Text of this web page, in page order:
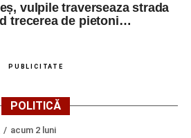
vulpile traverseaza strada
trecerea de pietoni…
PUBLICITATE
POLITICĂ
acum 2 luni